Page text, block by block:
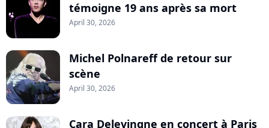
témoigne 19 ans après sa mort
April 30, 2026
Michel Polnareff de retour sur
scène
April 30, 2026
Cara Delevingne en concert à Paris